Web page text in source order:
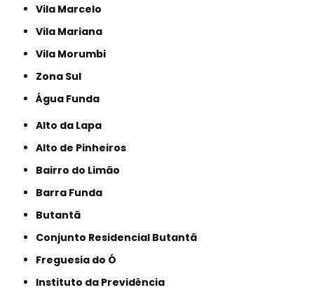
Vila Marcelo
Vila Mariana
Vila Morumbi
Zona Sul
Água Funda
Alto da Lapa
Alto de Pinheiros
Bairro do Limão
Barra Funda
Butantã
Conjunto Residencial Butantã
Freguesia do Ó
Instituto da Previdência